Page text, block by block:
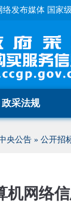
发布媒体 国家
政采法规
央公告 » 公开招
机网络